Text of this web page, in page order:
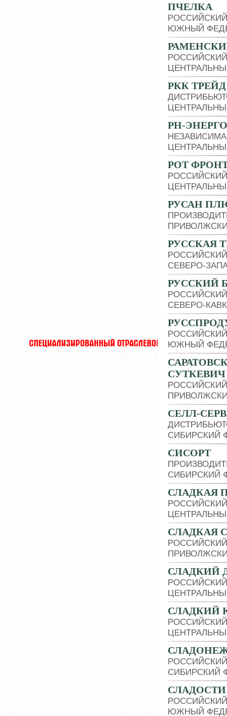
ПЧЕЛКА
ЮЖНЫЙ
РКК ТРЕЙД
РН-ЭНЕРГО
РОТ
РУСАН
РУССКАЯ
СЕВЕРО-
РУССКИЙ
СЕВЕРО-
ЮЖНЫЙ
СУТКЕВИЧ
СЕЛЛ-
СИБИРСКИЙ
СИСОРТ
СИБИРСКИЙ
СЛАДКАЯ
СЛАДКАЯ
СЛАДКИЙ
СЛАДКИЙ
СИБИРСКИЙ
ЮЖНЫЙ